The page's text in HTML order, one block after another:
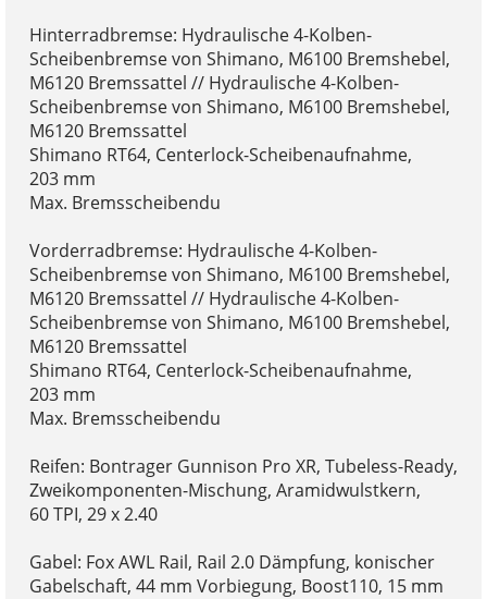
Hinterradbremse: Hydraulische 4-Kolben-
Scheibenbremse von Shimano, M6100 Bremshebel,
M6120 Bremssattel // Hydraulische 4-Kolben-
Scheibenbremse von Shimano, M6100 Bremshebel,
M6120 Bremssattel
Shimano RT64, Centerlock-Scheibenaufnahme,
203 mm
Max. Bremsscheibendu
Vorderradbremse: Hydraulische 4-Kolben-
Scheibenbremse von Shimano, M6100 Bremshebel,
M6120 Bremssattel // Hydraulische 4-Kolben-
Scheibenbremse von Shimano, M6100 Bremshebel,
M6120 Bremssattel
Shimano RT64, Centerlock-Scheibenaufnahme,
203 mm
Max. Bremsscheibendu
Reifen: Bontrager Gunnison Pro XR, Tubeless-Ready,
Zweikomponenten-Mischung, Aramidwulstkern,
60 TPI, 29 x 2.40
Gabel: Fox AWL Rail, Rail 2.0 Dämpfung, konischer
Gabelschaft, 44 mm Vorbiegung, Boost110, 15 mm